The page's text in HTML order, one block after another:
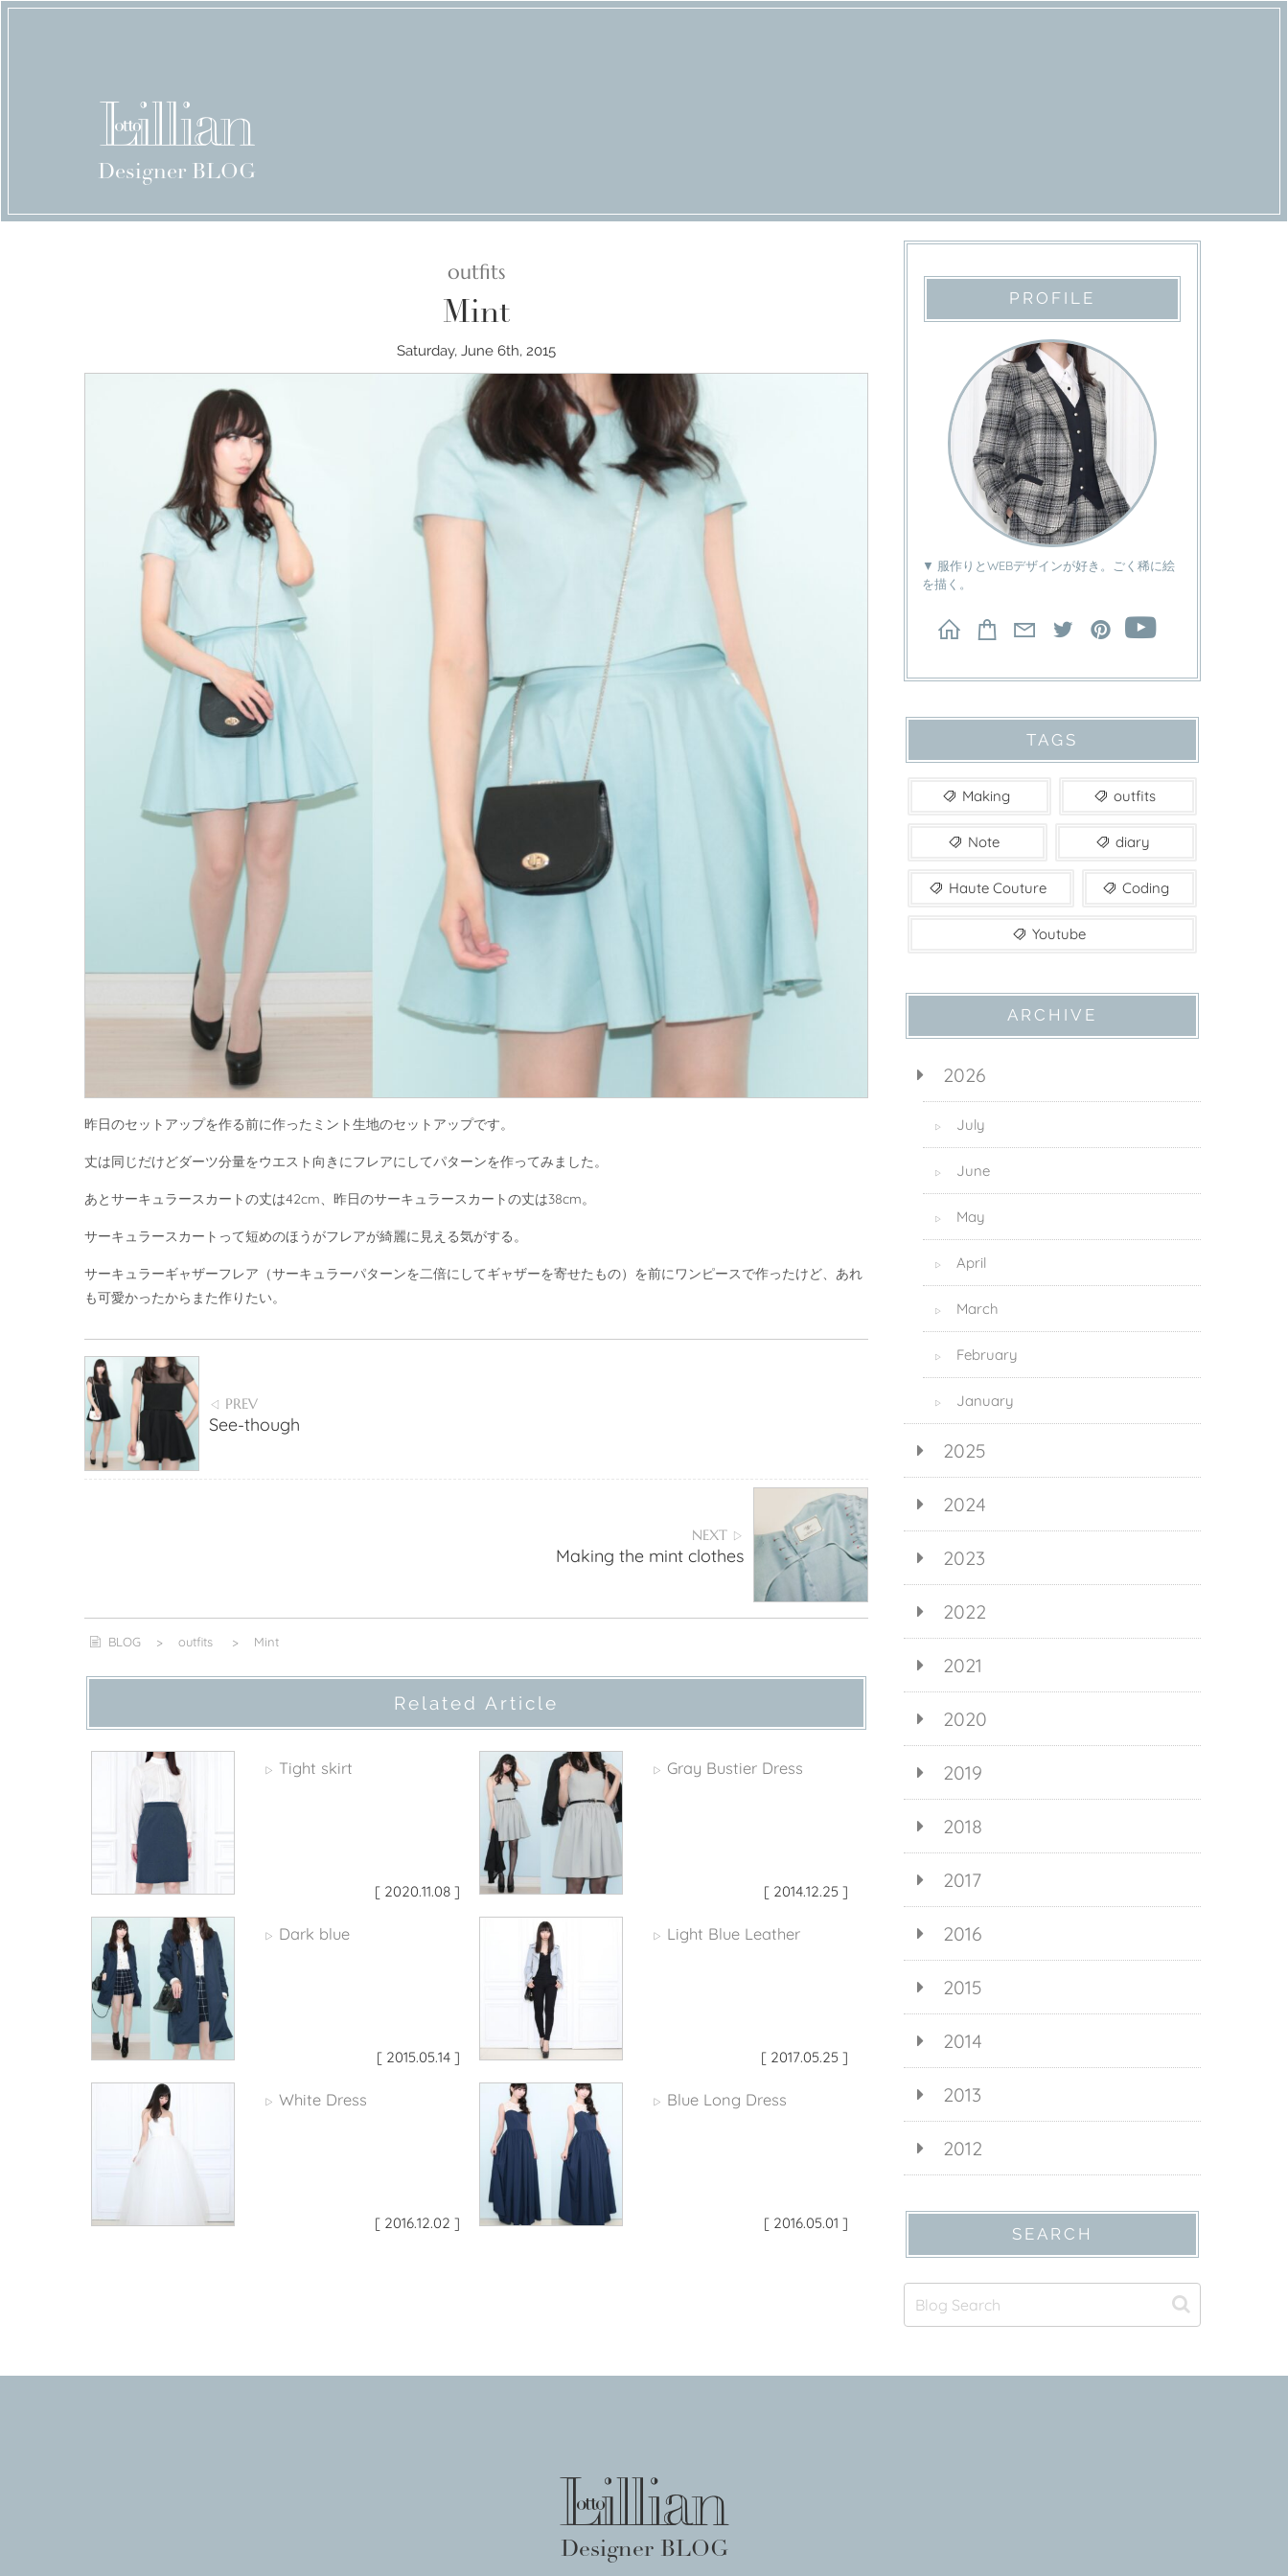
Designer BLOG
outfits
Mint
Saturday, June 6th, 2015
昨日のセットアップを作る前に作ったミント生地のセットアップです。
丈は同じだけどダーツ分量をウエスト向きにフレアにしてパターンを作ってみました。
あとサーキュラースカートの丈は42cm、昨日のサーキュラースカートの丈は38cm。
サーキュラースカートって短めのほうがフレアが綺麗に見える気がする。
サーキュラーギャザーフレア（サーキュラーパターンを二倍にしてギャザーを寄せたもの）を前にワンピースで作ったけど、あれ
も可愛かったからまた作りたい。
◁ PREV
See-though
NEXT ▷
Making the mint clothes
BLOG > outfits > Mint
Related Article
▷ Tight skirt
[ 2020.11.08 ]
▷ Gray Bustier Dress
[ 2014.12.25 ]
▷ Dark blue
[ 2015.05.14 ]
▷ Light Blue Leather
[ 2017.05.25 ]
▷ White Dress
[ 2016.12.02 ]
▷ Blue Long Dress
[ 2016.05.01 ]
PROFILE
▼ 服作りとWEBデザインが好き。ごく稀に絵
を描く。
TAGS
Making outfits
Note diary
Haute Couture Coding
Youtube
ARCHIVE
2026
▷ July
▷ June
▷ May
▷ April
▷ March
▷ February
▷ January
2025
2024
2023
2022
2021
2020
2019
2018
2017
2016
2015
2014
2013
2012
SEARCH
Designer BLOG